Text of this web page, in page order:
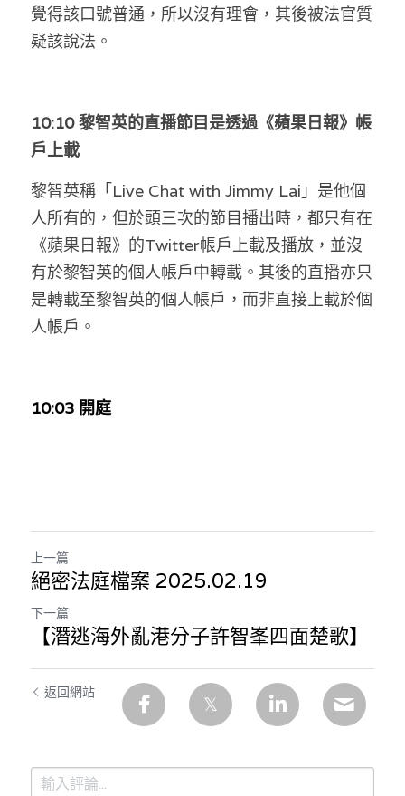
覺得該口號普通，所以沒有理會，其後被法官質
疑該說法。
10:10 黎智英的直播節目是透過《蘋果日報》帳
戶上載
黎智英稱「Live Chat with Jimmy Lai」是他個
人所有的，但於頭三次的節目播出時，都只有在
《蘋果日報》的Twitter帳戶上載及播放，並沒
有於黎智英的個人帳戶中轉載。其後的直播亦只
是轉載至黎智英的個人帳戶，而非直接上載於個
人帳戶。
10:03 開庭
上一篇
絕密法庭檔案 2025.02.19
下一篇
【潛逃海外亂港分子許智峯四面楚歌】
返回網站